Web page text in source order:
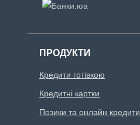
ПРОДУКТИ
Кредити готівкою
Кредитні картки
Позики та онлайн кредити